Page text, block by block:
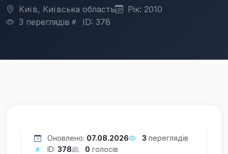
Київ, Київська область
Рік: 2010
3 переглядів
ID: 378
Оновлено: 07.08.2026 3 переглядів
ID: 378 0 голосів